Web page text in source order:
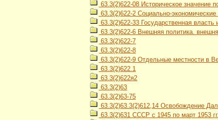
63.3(2)622-08 Историческое значение
63.3(2)622-2 Социально-
63.3(2)622-33 Государственная
63.3(2)622-6 Внешняя политика.
63.3(2)622-7
63.3(2)622-8
63.3(2)622-9 Отдельные местности в
63.3(2)622.1
63.3(2)622я2
63.3(2)63
63.3(2)63-75
63.3(2)63.3(2)612,14 Освобождение
63.3(2)631 СССР с 1945 по март 1953